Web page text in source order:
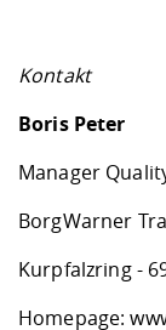
Kontakt
Boris Peter
Manager
BorgWarner
Kurpfalzring -
Homepage: